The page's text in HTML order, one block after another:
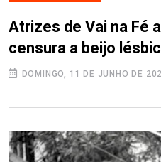
Atrizes de Vai na Fé
censura a beijo
DOMINGO, 11 DE JUNHO DE